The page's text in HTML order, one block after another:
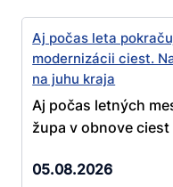
Aj počas leta
modernizácii ciest.
na juhu kraja
Aj počas letných
župa v obnove ciest
05.08.2026